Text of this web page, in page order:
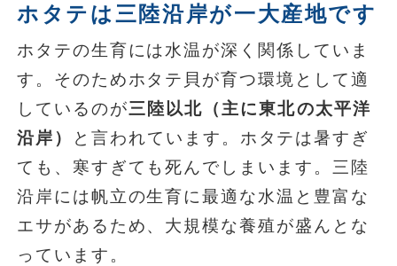
ホタテは三陸沿岸が一大産地です
ホタテの生育には水温が深く関係していま
す。そのためホタテ貝が育つ環境として適
しているのが三陸以北（主に東北の太平洋
沿岸）
と言われています。ホタテは暑すぎ
ても、寒すぎても死んでしまいます。三陸
沿岸には帆立の生育に最適な水温と豊富な
エサがあるため、大規模な養殖が盛んとな
っています。